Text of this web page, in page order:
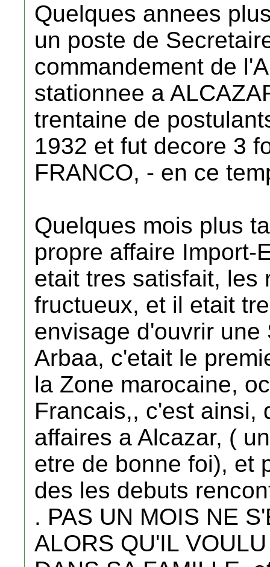
Quelques annees
un poste de
commandement de
stationnee a
trentaine de
1932 et fut decore 3
FRANCO, - en ce
Quelques mois plus
propre affaire Import-
etait tres satisfait, les
fructueux, et il etait
envisage d'ouvrir
Arbaa, c'etait le
la Zone marocaine,
Francais,, c'est ainsi,
affaires a Alcazar, (
etre de bonne foi), et
des les debuts
. PAS UN MOIS NE
ALORS QU'IL